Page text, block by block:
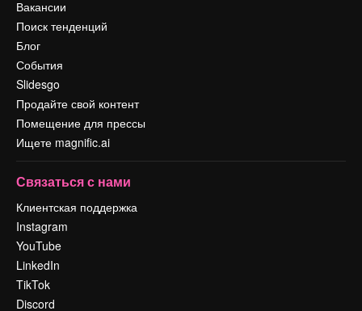
Вакансии
Поиск тенденций
Блог
События
Slidesgo
Продайте свой контент
Помещение для прессы
Ищете magnific.ai
Связаться с нами
Клиентская поддержка
Instagram
YouTube
LinkedIn
TikTok
Discord